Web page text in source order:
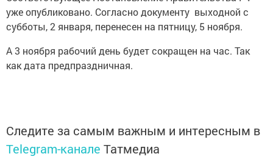
уже опубликовано. Согласно документу выходной с
субботы, 2 января, перенесен на пятницу, 5 ноября.
А 3 ноября рабочий день будет сокращен на час. Так
как дата предпраздничная.
Следите за самым важным и интересным в
Telegram-канале Татмедиа